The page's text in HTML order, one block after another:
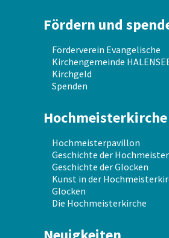
Fördern und
Förderverein Evangelische
Kirchengemeinde
Kirchgeld
Spenden
Hochmeisterkirche
Hochmeisterpavillon
Geschichte der
Geschichte der Glocken
Kunst in der
Glocken
Die Hochmeisterkirche